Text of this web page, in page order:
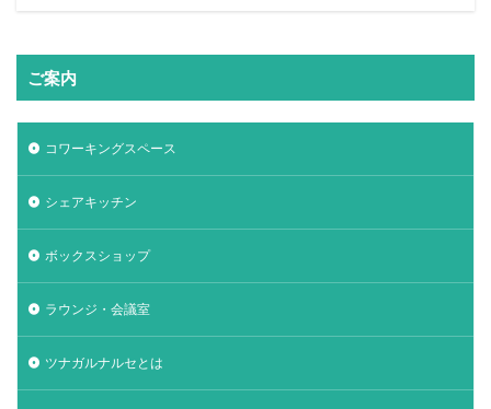
ご案内
コワーキングスペース
シェアキッチン
ボックスショップ
ラウンジ・会議室
ツナガルナルセとは